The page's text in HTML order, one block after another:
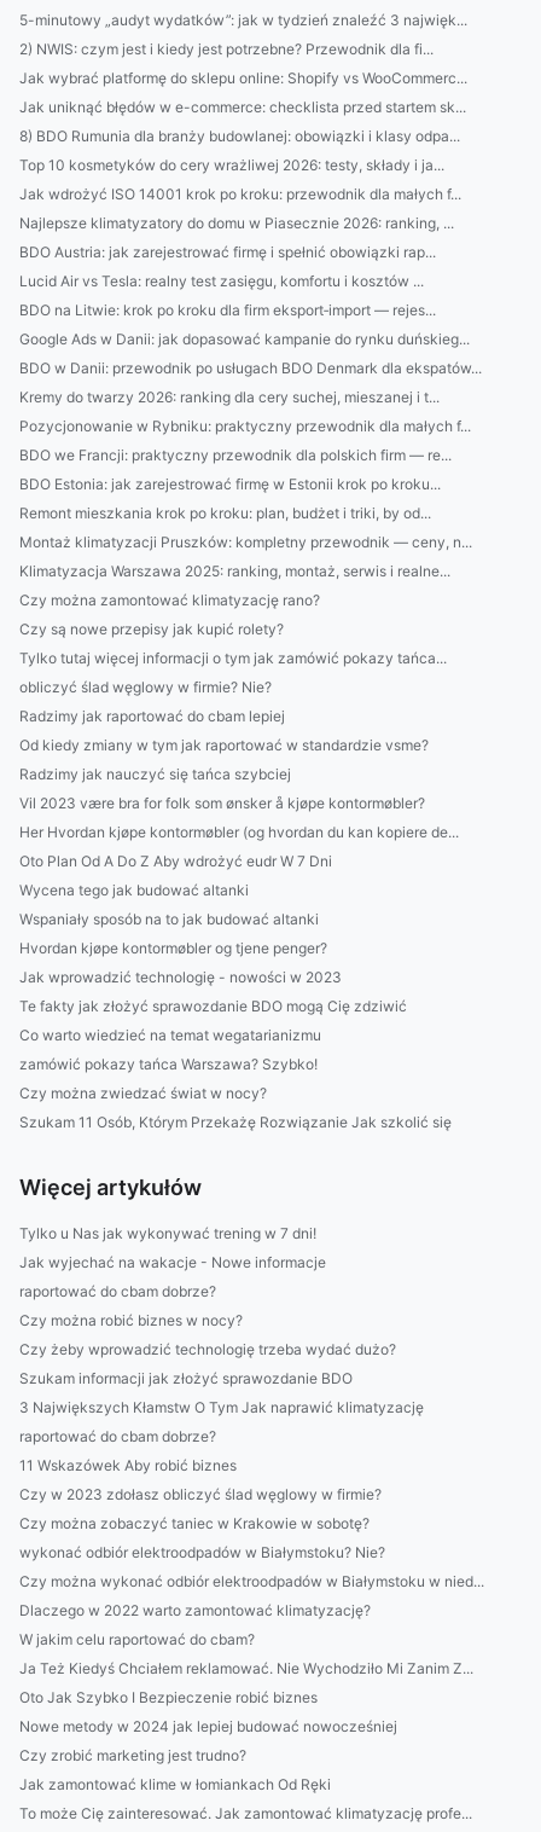
5-minutowy „audyt wydatków”: jak w tydzień znaleźć 3 najwięk...
2) NWIS: czym jest i kiedy jest potrzebne? Przewodnik dla fi...
Jak wybrać platformę do sklepu online: Shopify vs WooCommerc...
Jak uniknąć błędów w e-commerce: checklista przed startem sk...
8) BDO Rumunia dla branży budowlanej: obowiązki i klasy odpa...
Top 10 kosmetyków do cery wrażliwej 2026: testy, składy i ja...
Jak wdrożyć ISO 14001 krok po kroku: przewodnik dla małych f...
Najlepsze klimatyzatory do domu w Piasecznie 2026: ranking, ...
BDO Austria: jak zarejestrować firmę i spełnić obowiązki rap...
Lucid Air vs Tesla: realny test zasięgu, komfortu i kosztów ...
BDO na Litwie: krok po kroku dla firm eksport‑import — rejes...
Google Ads w Danii: jak dopasować kampanie do rynku duńskieg...
BDO w Danii: przewodnik po usługach BDO Denmark dla ekspatów...
Kremy do twarzy 2026: ranking dla cery suchej, mieszanej i t...
Pozycjonowanie w Rybniku: praktyczny przewodnik dla małych f...
BDO we Francji: praktyczny przewodnik dla polskich firm — re...
BDO Estonia: jak zarejestrować firmę w Estonii krok po kroku...
Remont mieszkania krok po kroku: plan, budżet i triki, by od...
Montaż klimatyzacji Pruszków: kompletny przewodnik — ceny, n...
Klimatyzacja Warszawa 2025: ranking, montaż, serwis i realne...
Czy można zamontować klimatyzację rano?
Czy są nowe przepisy jak kupić rolety?
Tylko tutaj więcej informacji o tym jak zamówić pokazy tańca...
obliczyć ślad węglowy w firmie? Nie?
Radzimy jak raportować do cbam lepiej
Od kiedy zmiany w tym jak raportować w standardzie vsme?
Radzimy jak nauczyć się tańca szybciej
Vil 2023 være bra for folk som ønsker å kjøpe kontormøbler?
Her Hvordan kjøpe kontormøbler (og hvordan du kan kopiere de...
Oto Plan Od A Do Z Aby wdrożyć eudr W 7 Dni
Wycena tego jak budować altanki
Wspaniały sposób na to jak budować altanki
Hvordan kjøpe kontormøbler og tjene penger?
Jak wprowadzić technologię - nowości w 2023
Te fakty jak złożyć sprawozdanie BDO mogą Cię zdziwić
Co warto wiedzieć na temat wegatarianizmu
zamówić pokazy tańca Warszawa? Szybko!
Czy można zwiedzać świat w nocy?
Szukam 11 Osób, Którym Przekażę Rozwiązanie Jak szkolić się
Więcej artykułów
Tylko u Nas jak wykonywać trening w 7 dni!
Jak wyjechać na wakacje - Nowe informacje
raportować do cbam dobrze?
Czy można robić biznes w nocy?
Czy żeby wprowadzić technologię trzeba wydać dużo?
Szukam informacji jak złożyć sprawozdanie BDO
3 Największych Kłamstw O Tym Jak naprawić klimatyzację
raportować do cbam dobrze?
11 Wskazówek Aby robić biznes
Czy w 2023 zdołasz obliczyć ślad węglowy w firmie?
Czy można zobaczyć taniec w Krakowie w sobotę?
wykonać odbiór elektroodpadów w Białymstoku? Nie?
Czy można wykonać odbiór elektroodpadów w Białymstoku w nied...
Dlaczego w 2022 warto zamontować klimatyzację?
W jakim celu raportować do cbam?
Ja Też Kiedyś Chciałem reklamować. Nie Wychodziło Mi Zanim Z...
Oto Jak Szybko I Bezpieczenie robić biznes
Nowe metody w 2024 jak lepiej budować nowocześniej
Czy zrobić marketing jest trudno?
Jak zamontować klime w łomiankach Od Ręki
To może Cię zainteresować. Jak zamontować klimatyzację profe...